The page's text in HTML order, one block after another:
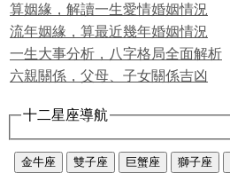
算姻緣，解讀一生愛情婚姻情況
流年姻緣，算最近幾年婚姻情況
一生大事分析，八字格局全面解析
六親關係，父母、子女關係吉凶
十二星座導航
金牛座 雙子座 巨蟹座 獅子座